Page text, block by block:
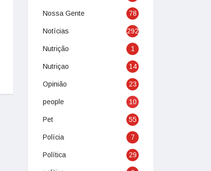
Nossa Gente 78
Notícias 292
Nutrição 1
Nutriçao 14
Opinião 23
people 10
Pet 55
Polícia 7
Política 29